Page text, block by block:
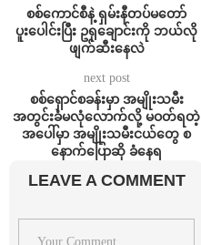
စစ်ကောင်စီနဲ့ ရှမ်းနီတပ်မတော်
ပူးပေါင်းပြီး ဥရုချောင်းကို ဘယ်လို
ဖျက်ဆီးနေလဲ
next post
စစ်ရှောင်စခန်းမှာ အမျိုးသမီး
အတွင်းခံမလုံလောက်လို့ မဝတ်ရတဲ့
အပေါ်မှာ အမျိုးသမီးငယ်တွေ စ
နောက်ပြောဆို ခံနေရ
LEAVE A COMMENT